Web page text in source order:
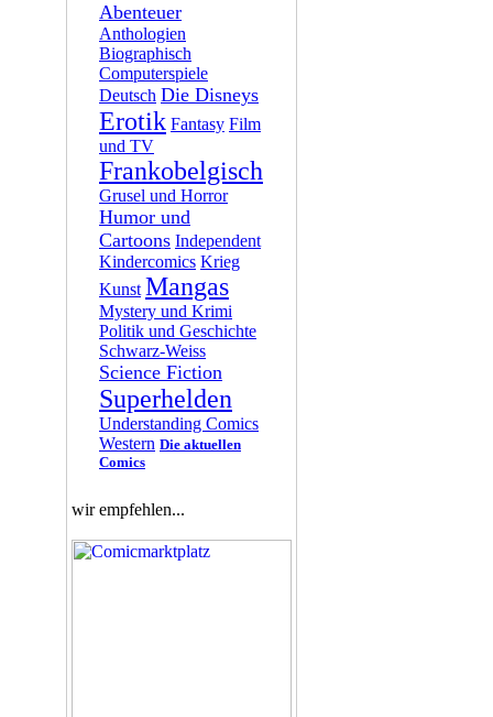
Abenteuer
Anthologien
Biographisch
Computerspiele
Deutsch Die Disneys
Erotik Fantasy Film
und TV
Frankobelgisch
Grusel und Horror
Humor und
Cartoons Independent
Kindercomics Krieg
Kunst Mangas
Mystery und Krimi
Politik und Geschichte
Schwarz-Weiss
Science Fiction
Superhelden
Understanding Comics
Western Die aktuellen
Comics
wir empfehlen...